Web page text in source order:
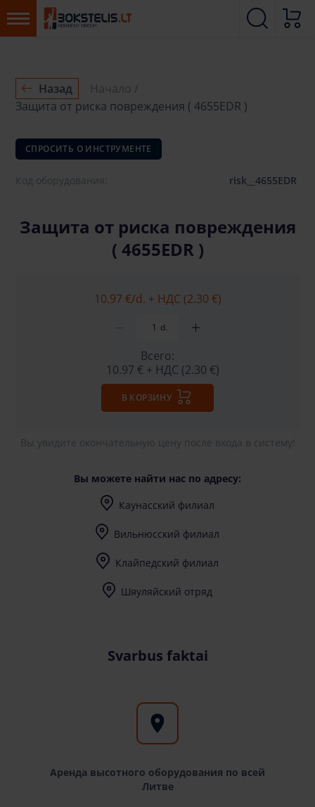
Назад
Начало
Защита от риска повреждения ( 4655EDR )
СПРОСИТЬ О ИНСТРУМЕНТЕ
Код оборудования: risk__4655EDR
Защита от риска повреждения
( 4655EDR )
10.97 €/d. + НДС (2.30 €)
d.
Всего:
10.97 € + НДС (2.30 €)
В КОРЗИНУ
Вы увидите окончательную цену после входа в систему!
Вы можете найти нас по адресу:
Каунасский филиал
Вильнюсский филиал
Клайпедский филиал
Шяуляйский отряд
Svarbus faktai
Аренда высотного оборудования по всей
Литве